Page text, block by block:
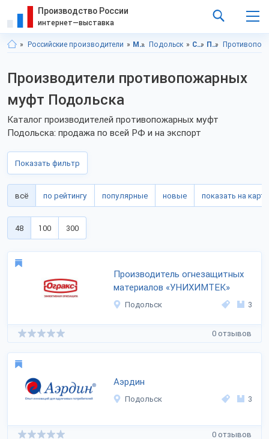
Производство России
интернет—выставка
Российские производители Московская область Подольск Системы охраны и безопасности Пожарная безопасность
Производители противопожарных
муфт Подольска
Каталог производителей противопожарных муфт
Подольска: продажа по всей РФ и на экспорт
Показать фильтр
всё по рейтингу популярные новые показать на карте
48 100 300
Производитель огнезащитных
материалов «УНИХИМТЕК»
Подольск 3
0 отзывов
Аэрдин
Подольск 3
0 отзывов